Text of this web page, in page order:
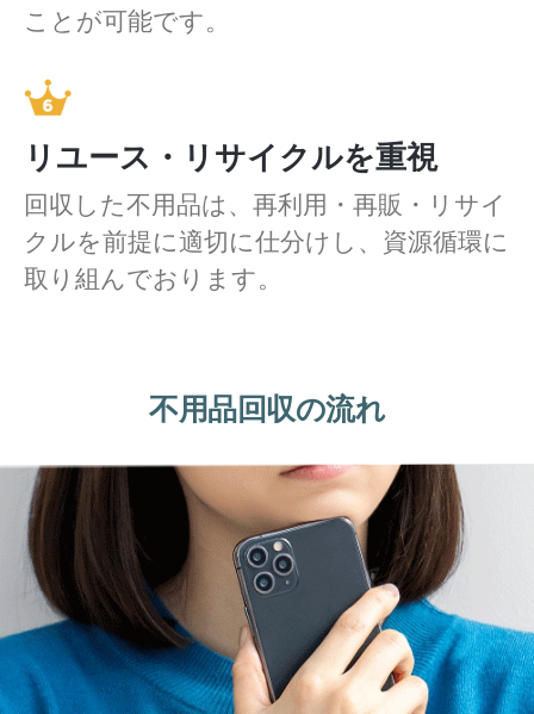
ことが可能です。
リユース・リサイクルを重視
回収した不用品は、再利用・再販・リサイ
クルを前提に適切に仕分けし、資源循環に
取り組んでおります。
不用品回収の流れ